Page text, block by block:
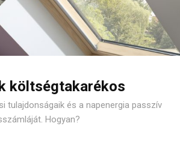
költségtakarékos
tulajdonságaik és a napenergia passzív
Hogyan?